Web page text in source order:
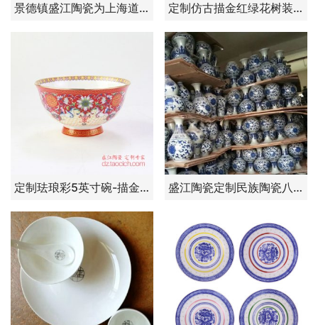
景德镇盛江陶瓷为上海道谦文化传播公司定制16头秋锦餐具1000套 定制仿古描金红绿花树装饰盘 高3.4直径24.5cm
定制珐琅彩5英寸碗-描金福寿高脚碗-朱樱红 盛江陶瓷定制民族陶瓷八宝碗——四川大型寺庙定制藏式民族八宝碗8000个